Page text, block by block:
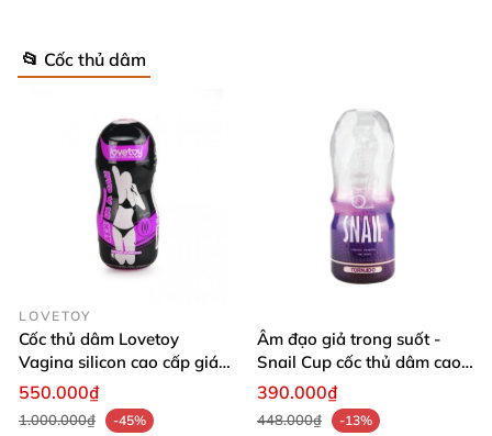
📂 Cốc thủ dâm
LOVETOY
Cốc thủ dâm Lovetoy
Vagina silicon cao cấp giá
rẻ cho nam
550.000₫
1.000.000₫
-45%
Âm đạo giả trong suốt -
Snail Cup cốc thủ dâm cao
cấp
390.000₫
448.000₫
-13%